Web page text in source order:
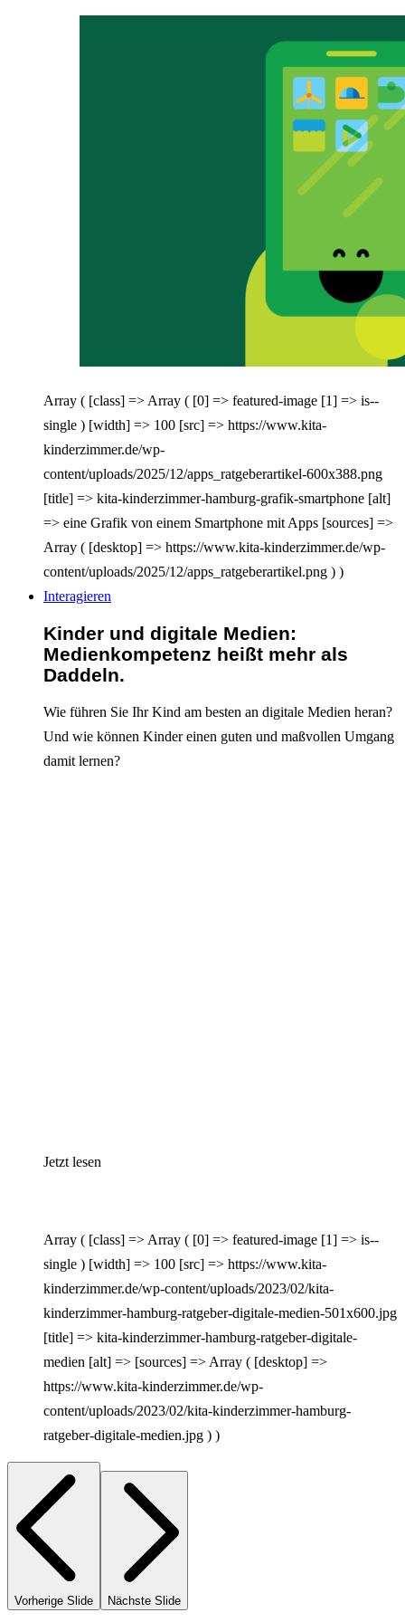
Array ( [class] => Array ( [0] => featured-image [1] => is--
single ) [width] => 100 [src] => https://www.kita-
kinderzimmer.de/wp-
content/uploads/2025/12/apps_ratgeberartikel-600x388.png
[title] => kita-kinderzimmer-hamburg-grafik-smartphone [alt]
=> eine Grafik von einem Smartphone mit Apps [sources] =>
Array ( [desktop] => https://www.kita-kinderzimmer.de/wp-
content/uploads/2025/12/apps_ratgeberartikel.png ) )
Interagieren
Kinder und digitale Medien:
Medienkompetenz heißt mehr als
Daddeln.
Wie führen Sie Ihr Kind am besten an digitale Medien heran?
Und wie können Kinder einen guten und maßvollen Umgang
damit lernen?
Jetzt lesen
Array ( [class] => Array ( [0] => featured-image [1] => is--
single ) [width] => 100 [src] => https://www.kita-
kinderzimmer.de/wp-content/uploads/2023/02/kita-
kinderzimmer-hamburg-ratgeber-digitale-medien-501x600.jpg
[title] => kita-kinderzimmer-hamburg-ratgeber-digitale-
medien [alt] => [sources] => Array ( [desktop] =>
https://www.kita-kinderzimmer.de/wp-
content/uploads/2023/02/kita-kinderzimmer-hamburg-
ratgeber-digitale-medien.jpg ) )
Vorherige Slide Nächste Slide